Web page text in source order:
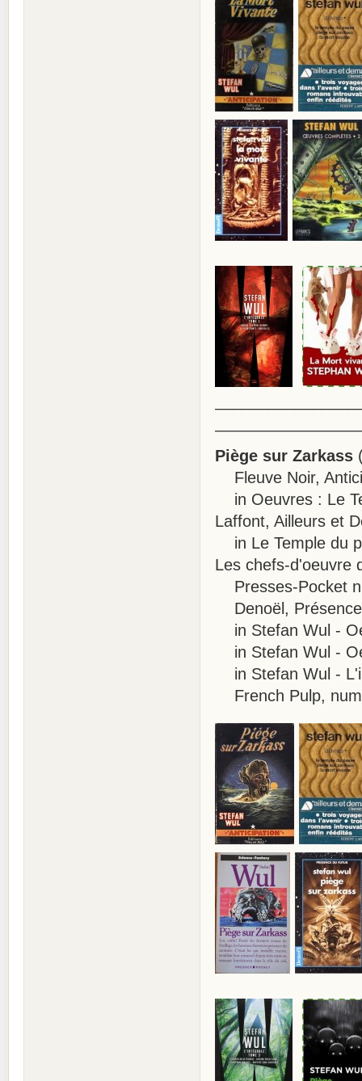
Piège sur Zarkass
Fleuve Noir,
in Oeuvres : Le
Laffont, Ailleurs et
in Le Temple du
Les chefs-d'oeuvre
Presses-Pocket
Denoël,
in Stefan Wul -
in Stefan Wul -
in Stefan Wul -
French Pulp,